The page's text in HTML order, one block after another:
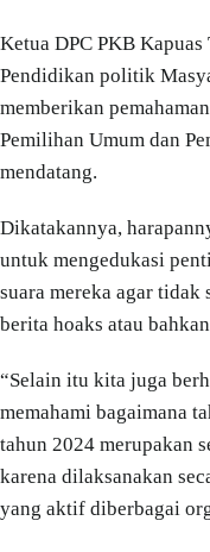
Ketua DPC PKB
Pendidikan politik
memberikan
Pemilihan Umum dan
mendatang.
Dikatakannya,
untuk mengedukasi
suara mereka agar
berita hoaks atau
“Selain itu kita juga
memahami bagaimana
tahun 2024 merupakan
karena dilaksanakan
yang aktif diberbagai